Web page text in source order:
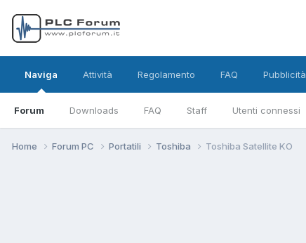
Naviga
Forum Downloads FAQ Staff Utenti connessi
Attività Regolamento FAQ Pubblicità
Home Forum PC Portatili Toshiba Toshiba Satellite KO